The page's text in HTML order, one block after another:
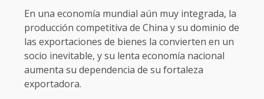
En una economía mundial aún muy integrada, la
producción competitiva de China y su dominio de
las exportaciones de bienes la convierten en un
socio inevitable, y su lenta economía nacional
aumenta su dependencia de su fortaleza
exportadora.